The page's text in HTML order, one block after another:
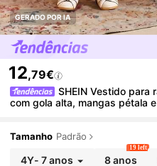
GERADO POR IA
12,79€
SHEIN Vestido para
com gola alta, mangas pétala
Tamanho Padrão
4Y- 7 anos 8 anos
19 left